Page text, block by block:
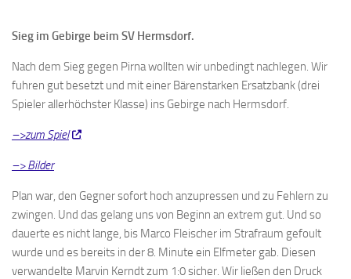
Sieg im Gebirge beim SV Hermsdorf.
Nach dem Sieg gegen Pirna wollten wir unbedingt nachlegen. Wir
fuhren gut besetzt und mit einer Bärenstarken Ersatzbank (drei
Spieler allerhöchster Klasse) ins Gebirge nach Hermsdorf.
–>zum Spiel
–> Bilder
Plan war, den Gegner sofort hoch anzupressen und zu Fehlern zu
zwingen. Und das gelang uns von Beginn an extrem gut. Und so
dauerte es nicht lange, bis Marco Fleischer im Strafraum gefoult
wurde und es bereits in der 8. Minute ein Elfmeter gab. Diesen
verwandelte Marvin Kerndt zum 1:0 sicher. Wir ließen den Druck